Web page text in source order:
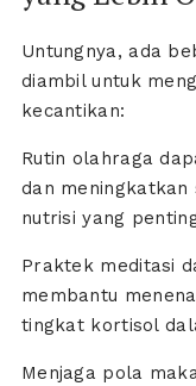
Untungnya, ada
diambil untuk
kecantikan:
Rutin olahraga
dan
nutrisi yang
Praktek meditasi
membantu
tingkat kortisol
Menjaga pola